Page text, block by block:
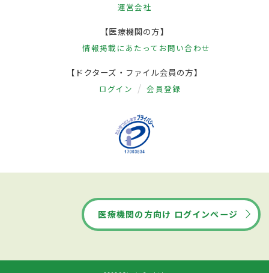
運営会社
【医療機関の方】
情報掲載にあたって お問い合わせ
【ドクターズ・ファイル会員の方】
ログイン 会員登録
医療機関の方向け ログインページ